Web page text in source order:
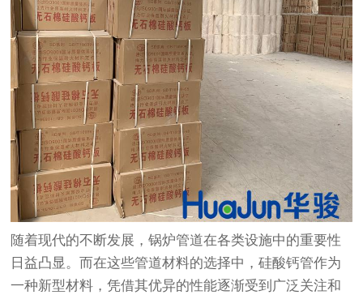
随着现代的不断发展，锅炉管道在各类设施中的重要性
日益凸显。而在这些管道材料的选择中，硅酸钙管作为
一种新型材料，凭借其优异的性能逐渐受到广泛关注和